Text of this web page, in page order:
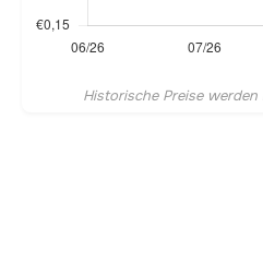
Historische Preise